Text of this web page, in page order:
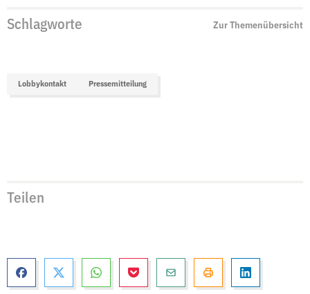
Schlagworte Zur Themenübersicht
Lobbykontakt Pressemitteilung
Teilen